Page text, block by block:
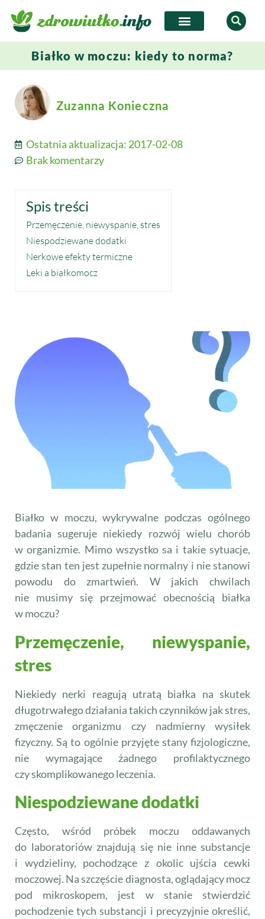
Białko w moczu: kiedy to norma?
Zuzanna Konieczna
Ostatnia aktualizacja: 2017-02-08
Brak komentarzy
Spis treści
Przemęczenie, niewyspanie, stres
Niespodziewane dodatki
Nerkowe efekty termiczne
Leki a białkomocz
Białko w moczu, wykrywalne podczas ogólnego
badania sugeruje niekiedy rozwój wielu chorób
w organizmie. Mimo wszystko sa i takie sytuacje,
gdzie stan ten jest zupełnie normalny i nie stanowi
powodu do zmartwień. W jakich chwilach
nie musimy się przejmować obecnością białka
w moczu?
Przemęczenie, niewyspanie,
stres
Niekiedy nerki reagują utratą białka na skutek
długotrwałego działania takich czynników jak stres,
zmęczenie organizmu czy nadmierny wysiłek
fizyczny. Są to ogólnie przyjęte stany fizjologiczne,
nie wymagające żadnego profilaktycznego
czy skomplikowanego leczenia.
Niespodziewane dodatki
Często, wśród próbek moczu oddawanych
do laboratoriów znajdują się nie inne substancje
i wydzieliny, pochodzące z okolic ujścia cewki
moczowej. Na szczęście diagnosta, oglądający mocz
pod mikroskopem, jest w stanie stwierdzić
pochodzenie tych substancji i precyzyjnie określić,